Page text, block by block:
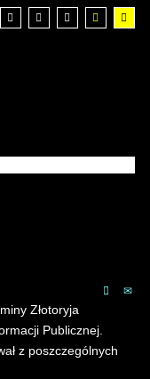
Złotoryja
Publicznej.
z poszczególnych